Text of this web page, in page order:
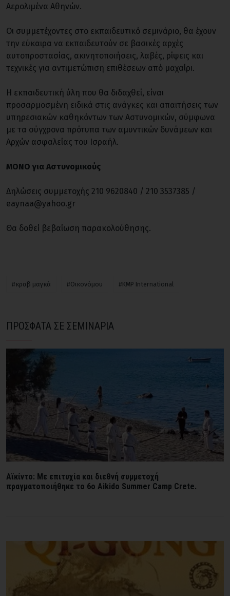
Αερολιμένα Αθηνών.
Οι συμμετέχοντες στο εκπαιδευτικό σεμινάριο, θα έχουν
την εύκαιρα να εκπαιδευτούν σε βασικές αρχές
αυτοπροστασίας, ακινητοποιήσεις, λαβές, ρίψεις και
τεχνικές για αντιμετώπιση επιθέσεων από μαχαίρι.
Η εκπαιδευτική ύλη που θα διδαχθεί, είναι
προσαρμοσμένη ειδικά στις ανάγκες και απαιτήσεις των
υπηρεσιακών καθηκόντων των Αστυνομικών, σύμφωνα
με τα σύγχρονα πρότυπα των αμυντικών δυνάμεων και
Αρχών ασφαλείας του Ισραήλ.
ΜΟΝΟ για Αστυνομικούς
Δηλώσεις συμμετοχής 210 9620840 / 210 3537385 /
eaynaa@yahoo.gr
Θα δοθεί βεβαίωση παρακολούθησης.
#κραβ μαγκά #Οικονόμου #KMP International
ΠΡΟΣΦΑΤΑ ΣΕ ΣΕΜΙΝΑΡΙΑ
Αϊκίντο: Με επιτυχία και διεθνή συμμετοχή
πραγματοποιήθηκε το 6ο Aikido Summer Camp Crete.